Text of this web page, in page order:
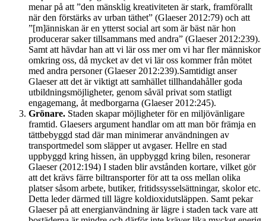
menar på att ”den mänsklig kreativiteten är stark, framförallt
när den förstärks av urban täthet” (Glaeser 2012:79) och att
”[m]änniskan är en ytterst social art som är bäst när hon
producerar saker tillsammans med andra” (Glaeser 2012:239).
Samt att hävdar han att vi lär oss mer om vi har fler människor
omkring oss, då mycket av det vi lär oss kommer från mötet
med andra personer (Glaeser 2012:239).Samtidigt anser
Glaeser att det är viktigt att samhället tillhandahåller goda
utbildningsmöjligheter, genom såväl privat som statligt
engagemang, åt medborgarna (Glaeser 2012:245).
Grönare. Staden skapar möjligheter för en miljövänligare
framtid. Glaesers argument handlar om att man bör främja en
tättbebyggd stad där man minimerar användningen av
transportmedel som släpper ut avgaser. Hellre en stad
uppbyggd kring hissen, än uppbyggd kring bilen, resonerar
Glaeser (2012:194) I staden blir avstånden kortare, vilket gör
att det krävs färre biltransporter för att ta oss mellan olika
platser såsom arbete, butiker, fritidssysselsättningar, skolor etc.
Detta leder därmed till lägre koldioxidutsläppen. Samt pekar
Glaeser på att energianvändning är lägre i staden tack vare att